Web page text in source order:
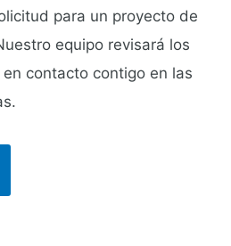
para un proyecto de
equipo revisará los
contacto contigo en las